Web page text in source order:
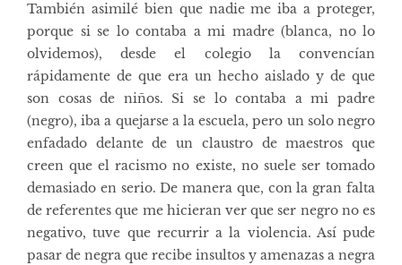
También asimilé bien que nadie me iba a proteger,
porque si se lo contaba a mi madre (blanca, no lo
olvidemos), desde el colegio la convencían
rápidamente de que era un hecho aislado y de que
son cosas de niños. Si se lo contaba a mi padre
(negro), iba a quejarse a la escuela, pero un solo negro
enfadado delante de un claustro de maestros que
creen que el racismo no existe, no suele ser tomado
demasiado en serio. De manera que, con la gran falta
de referentes que me hicieran ver que ser negro no es
negativo, tuve que recurrir a la violencia. Así pude
pasar de negra que recibe insultos y amenazas a negra